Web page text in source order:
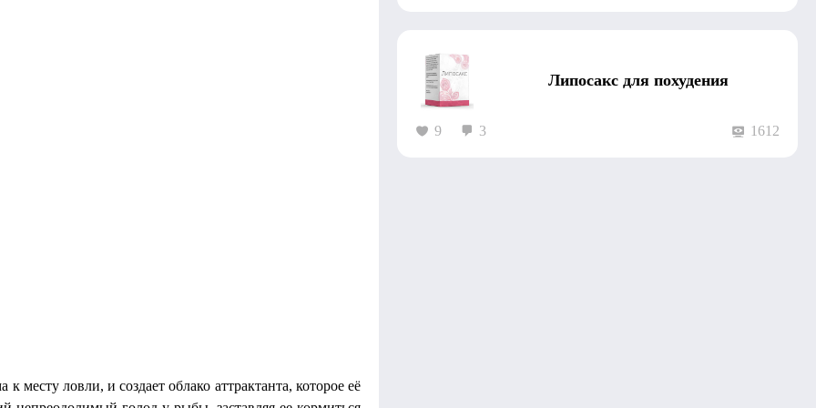
Липосакс для похудения
9 3 1612
месту ловли, и создает облако аттрактанта, которое её